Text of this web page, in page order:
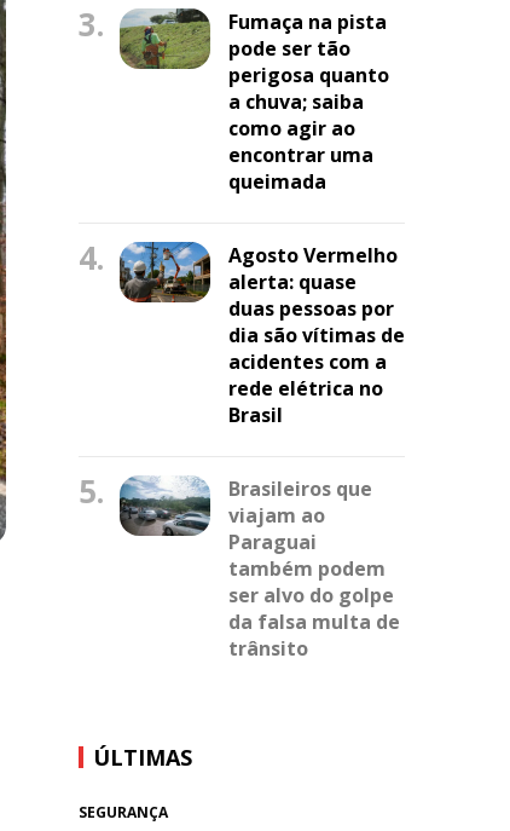
3.
Fumaça na pista
pode ser tão
perigosa quanto
a chuva; saiba
como agir ao
encontrar uma
queimada
4.
Agosto Vermelho
alerta: quase
duas pessoas por
dia são vítimas de
acidentes com a
rede elétrica no
Brasil
5.
Brasileiros que
viajam ao
Paraguai
também podem
ser alvo do golpe
da falsa multa de
trânsito
ÚLTIMAS
SEGURANÇA